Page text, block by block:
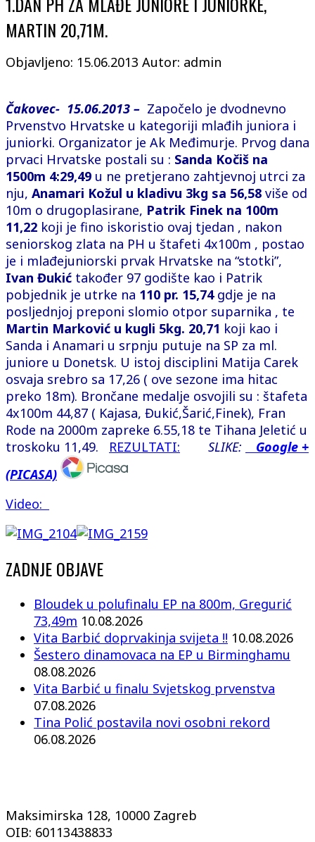
MARTIN 20,71M.
Objavljeno: 15.06.2013 Autor: admin
Čakovec- 15.06.2013 – Započelo je dvodnevno
Prvenstvo Hrvatske u kategoriji mlađih juniora i
juniorki. Organizator je Ak Međimurje. Prvog dana
prvaci Hrvatske postali su : Sanda Kočiš na
1500m 4:29,49 u ne pretjerano zahtjevnoj utrci za
nju, Anamari Kožul u kladivu 3kg sa 56,58 više od
10m o drugoplasirane, Patrik Finek na 100m
11,22 koji je fino iskoristio ovaj tjedan , nakon
seniorskog zlata na PH u štafeti 4x100m , postao
je i mlađejuniorski prvak Hrvatske na “stotki”,
Ivan Đukić također 97 godište kao i Patrik
pobjednik je utrke na 110 pr. 15,74gdje je na
posljednjoj preponi slomio otpor suparnika , te
Martin Marković u kugli 5kg. 20,71 koji kao i
Sanda i Anamari u srpnju putuje na SP za ml.
juniore u Donetsk. U istoj disciplini Matija Carek
osvaja srebro sa 17,26 ( ove sezone ima hitac
preko 18m). Brončane medalje osvojili su : štafeta
4x100m 44,87 ( Kajasa, Đukić,Šarić,Finek), Fran
Rode na 2000m zapreke 6.55,18 te Tihana Jeletić u
troskoku 11,49. REZULTATI: SLIKE:
Google +
(PICASA)
Video:
ZADNJE OBJAVE
Bloudek u polufinalu EP na 800m, Gregurić
73,49m 10.08.2026
Vita Barbić doprvakinja svijeta !! 10.08.2026
Šestero dinamovaca na EP u Birminghamu
08.08.2026
Vita Barbić u finalu Svjetskog prvenstva
07.08.2026
Tina Polić postavila novi osobni rekord
06.08.2026
Maksimirska 128, 10000 Zagreb
OIB: 60113438833